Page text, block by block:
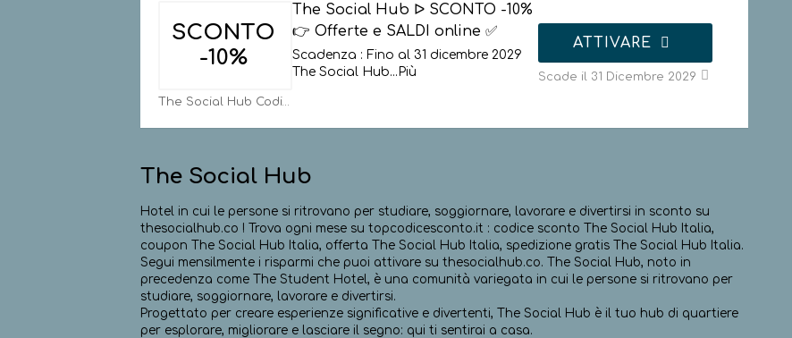
SCONTO
-10%
The Social Hub ᐅ SCONTO -10%
👉 Offerte e SALDI online ✅
Scadenza : Fino al 31 dicembre 2029
The Social Hub... Più
ATTIVARE
Scade il 31 Dicembre 2029
The Social Hub
Hotel in cui le persone si ritrovano per studiare, soggiornare, lavorare e divertirsi in sconto su
thesocialhub.co ! Trova ogni mese su topcodicesconto.it : codice sconto The Social Hub Italia,
coupon The Social Hub Italia, offerta The Social Hub Italia, spedizione gratis The Social Hub Italia.
Segui mensilmente i risparmi che puoi attivare su thesocialhub.co. The Social Hub, noto in
precedenza come The Student Hotel, è una comunità variegata in cui le persone si ritrovano per
studiare, soggiornare, lavorare e divertirsi.
Progettato per creare esperienze significative e divertenti, The Social Hub è il tuo hub di quartiere
per esplorare, migliorare e lasciare il segno: qui ti sentirai a casa.